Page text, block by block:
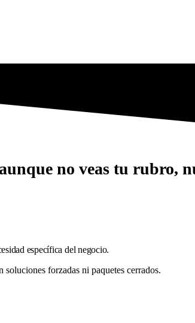
no veas tu rubro,
específica del negocio.
soluciones forzadas ni paquetes cerrados.